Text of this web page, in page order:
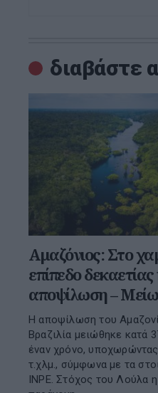
διαβάστε
Αμαζόνιος: Στο
επίπεδο δεκαετίας
αποψίλωση –
Η αποψίλωση του
Βραζιλία μειώθηκε κατά
έναν χρόνο,
τ.χλμ., σύμφωνα με τα
INPE. Στόχος του Λούλα